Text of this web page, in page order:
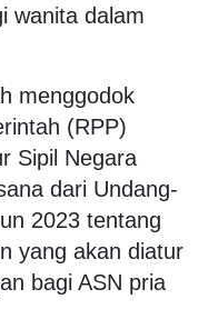
wanita dalam
menggodok
(RPP)
Sipil Negara
dari Undang-
2023 tentang
yang akan diatur
bagi ASN pria